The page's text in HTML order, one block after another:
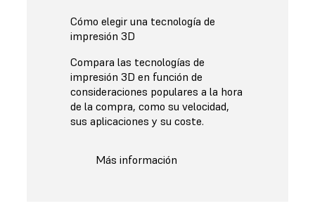
Cómo elegir una tecnología de
impresión 3D
Compara las tecnologías de
impresión 3D en función de
consideraciones populares a la hora
de la compra, como su velocidad,
sus aplicaciones y su coste.
Más información